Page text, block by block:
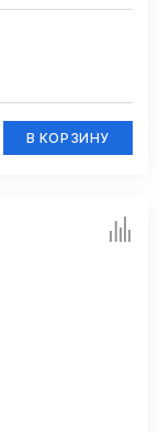
В КОРЗИНУ